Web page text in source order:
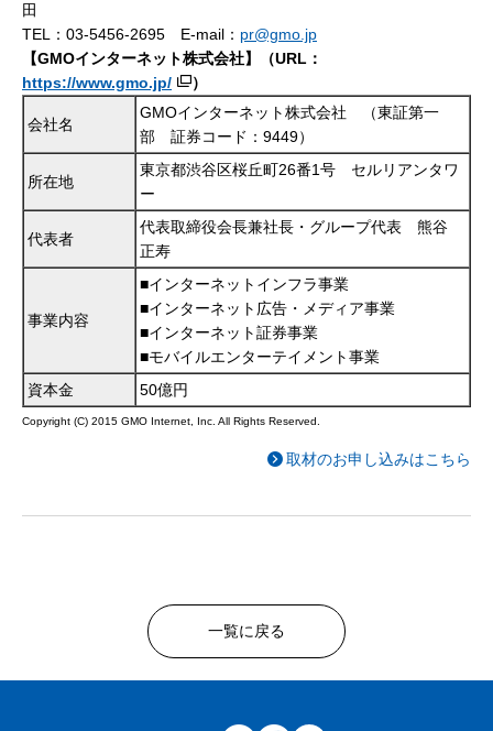
田
TEL：03-5456-2695 E-mail： pr@gmo.jp
【GMOインターネット株式会社】（URL：
https://www.gmo.jp/
）
会社名
GMOインターネット株式会社 （東証第一
部 証券コード：9449）
所在地
東京都渋谷区桜丘町26番1号 セルリアンタワ
ー
代表者
代表取締役会長兼社長・グループ代表 熊谷
正寿
事業内容
■インターネットインフラ事業
■インターネット広告・メディア事業
■インターネット証券事業
■モバイルエンターテイメント事業
資本金
50億円
Copyright (C) 2015 GMO Internet, Inc. All Rights Reserved.
取材のお申し込みはこちら
一覧に戻る